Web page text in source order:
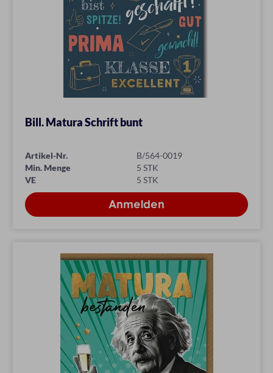
Bill. Matura Schrift bunt
Artikel-Nr.
B/564-0019
Min. Menge
5 STK
VE
5 STK